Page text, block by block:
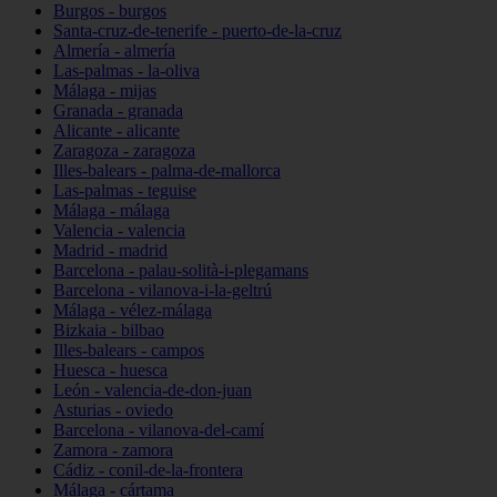
Burgos - burgos
Santa-cruz-de-tenerife - puerto-de-la-cruz
Almería - almería
Las-palmas - la-oliva
Málaga - mijas
Granada - granada
Alicante - alicante
Zaragoza - zaragoza
Illes-balears - palma-de-mallorca
Las-palmas - teguise
Málaga - málaga
Valencia - valencia
Madrid - madrid
Barcelona - palau-solità-i-plegamans
Barcelona - vilanova-i-la-geltrú
Málaga - vélez-málaga
Bizkaia - bilbao
Illes-balears - campos
Huesca - huesca
León - valencia-de-don-juan
Asturias - oviedo
Barcelona - vilanova-del-camí
Zamora - zamora
Cádiz - conil-de-la-frontera
Málaga - cártama